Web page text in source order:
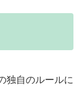
独自のルールに